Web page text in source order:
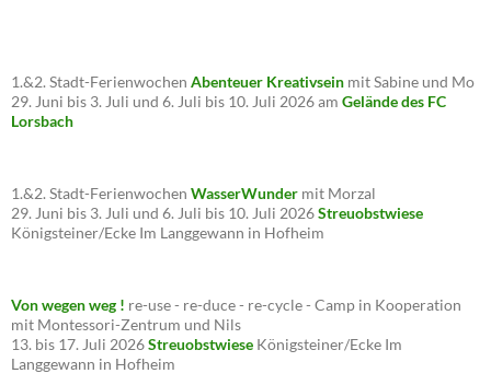
1.&2. Stadt-Ferienwochen Abenteuer Kreativsein mit Sabine und Mo
29. Juni bis 3. Juli und 6. Juli bis 10. Juli 2026 am Gelände des FC
Lorsbach
1.&2. Stadt-Ferienwochen WasserWunder mit Morzal
29. Juni bis 3. Juli und 6. Juli bis 10. Juli 2026Streuobstwiese
Königsteiner/Ecke Im Langgewann in Hofheim
Von wegen weg ! re-use - re-duce - re-cycle - Camp in Kooperation
mit Montessori-Zentrum und Nils
13. bis 17. Juli 2026Streuobstwiese Königsteiner/Ecke Im
Langgewann in Hofheim